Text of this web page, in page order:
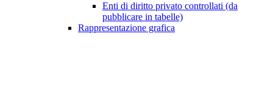
Enti di diritto privato controllati (da
pubblicare in tabelle)
Rappresentazione grafica